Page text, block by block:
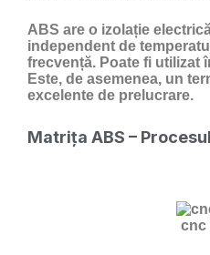
ABS are o izolație
independent de
frecvență. Poate fi utilizat
Este, de asemenea, un
excelente de prelucrare.
Matrița ABS –
cnc